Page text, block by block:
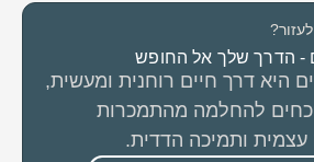
12 הצעדים היא דרך חיים רוחנית ומעשית,
להחלמה מהתמכרות
ותמיכה הדדית.